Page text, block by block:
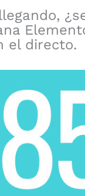
el directo.